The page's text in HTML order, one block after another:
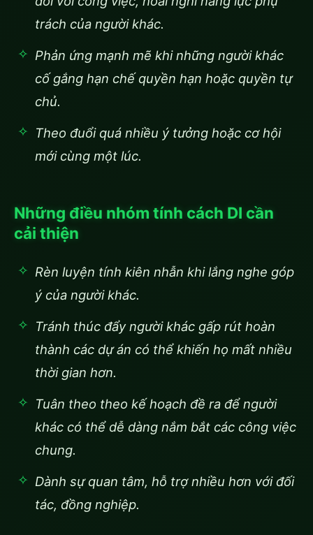
trách của người khác.
Phản ứng mạnh mẽ khi những người khác
cố gắng hạn chế quyền hạn hoặc quyền tự
chủ.
Theo đuổi quá nhiều ý tưởng hoặc cơ hội
mới cùng một lúc.
Những điều nhóm tính cách DI cần
cải thiện
Rèn luyện tính kiên nhẫn khi lắng nghe góp
ý của người khác.
Tránh thúc đẩy người khác gấp rút hoàn
thành các dự án có thể khiến họ mất nhiều
thời gian hơn.
Tuân theo theo kế hoạch đề ra để người
khác có thể dễ dàng nắm bắt các công việc
chung.
Dành sự quan tâm, hỗ trợ nhiều hơn với đối
tác, đồng nghiệp.